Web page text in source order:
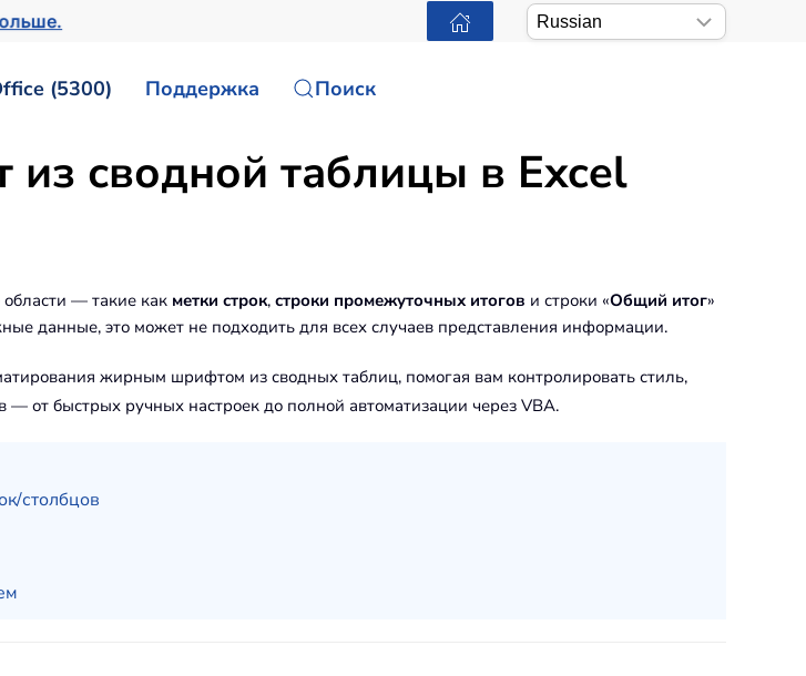
(5300) Поддержка Поиск
сводной таблицы в Excel
— такие как метки строк, строки промежуточных итогов и строки «Общий итог»
данные, это может не подходить для всех случаев представления информации.
жирным шрифтом из сводных таблиц, помогая вам контролировать стиль,
от быстрых ручных настроек до полной автоматизации через VBA.
столбцов